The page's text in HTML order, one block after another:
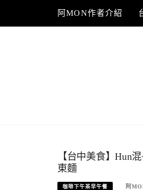
content
阿MON作者介紹
【台中美食】Hun
東麵
咖啡下午茶早午餐 阿